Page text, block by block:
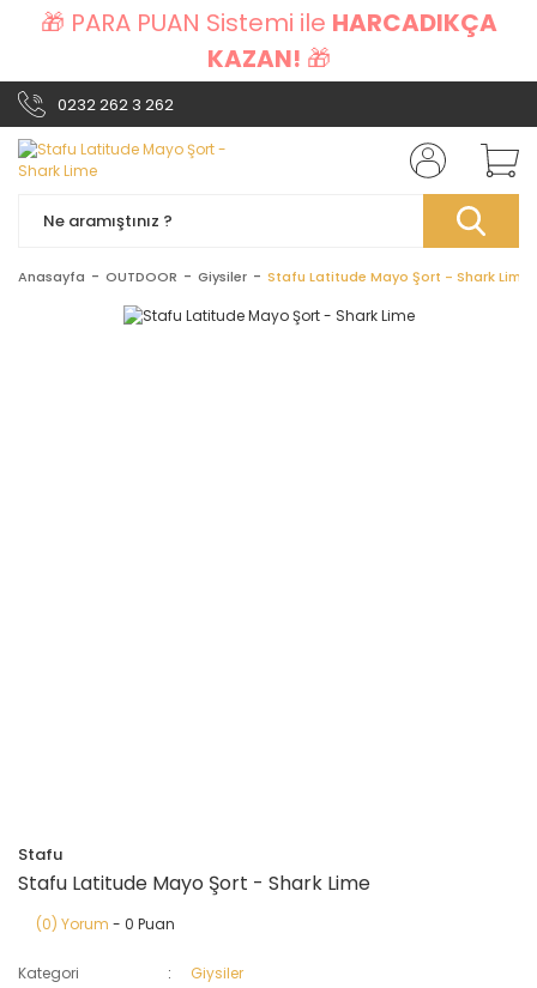
🎁 PARA PUAN Sistemi ile HARCADIKÇA
KAZAN! 🎁
0232 262 3 262
Anasayfa OUTDOOR Giysiler Stafu Latitude Mayo Şort - Shark Lime
Stafu
Stafu Latitude Mayo Şort - Shark Lime
(0) Yorum - 0 Puan
Kategori
Giysiler